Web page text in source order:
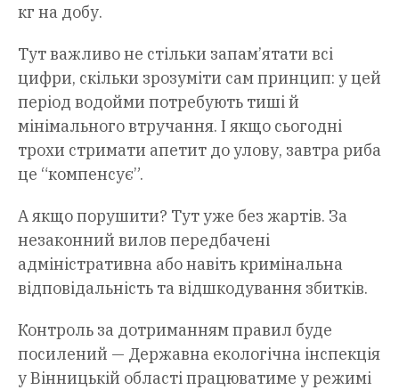
кг на добу.
Тут важливо не стільки запам’ятати всі
цифри, скільки зрозуміти сам принцип: у цей
період водойми потребують тиші й
мінімального втручання. І якщо сьогодні
трохи стримати апетит до улову, завтра риба
це “компенсує”.
А якщо порушити? Тут уже без жартів. За
незаконний вилов передбачені
адміністративна або навіть кримінальна
відповідальність та відшкодування збитків.
Контроль за дотриманням правил буде
посилений — Державна екологічна інспекція
у Вінницькій області працюватиме у режимі